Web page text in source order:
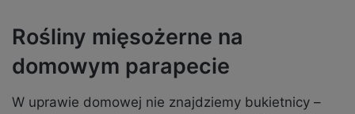
Rośliny mięsożerne na
domowym parapecie
W uprawie domowej nie znajdziemy bukietnicy –